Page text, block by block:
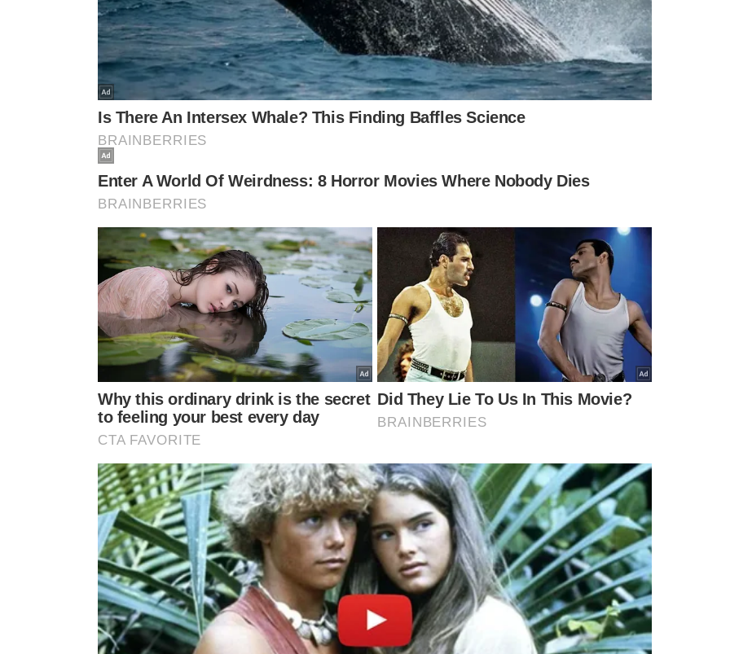
Marquinhos (PSG)
Beraldo (PSG)
Alexsandro (Lille)
Danilo (Flamengo)
Léo Ortiz (Flamengo)
MEIO-CAMPISTAS
Casemiro (Manchester United)
Bruno Guimarães (Newcastle)
Gerson (Flamengo)
Andreas Pereira (Fulham)
Andrey Santos (Strasbourg)
Ederson (Atalanta)
ATACANTES
Vini Jr. (Real Madrid)
Richarlison (Tottenham)
Raphinha (Barcelona)
Antony (Betis)
Matheus Cunha (Wolverhampton)
Gabriel Martinelli (Arsenal)
Estêvão (Palmeiras)
COMPROMISSOS À VISTA
A Seleção se apresenta no dia 3 de junho e realiza sua preparação no CT do Corinthians. No dia seguinte, embarca
para Guayaquil, onde enfrenta o Equador.A segunda partida será contra o Paraguai, na Neo Química Arena,
em São Paulo.
Atual quarta colocada nas Eliminatórias, com 21 pontos, a
derrota por 4 a 1 para a Argentina. Ancelotti, conhecido por sua capacidade de gerir vestiários e formar equipes
competitivas, assume a missão de reconduzir o Brasil ao protagonismo mundial e à tão sonhada conquista do
hexacampeonato em 2026.